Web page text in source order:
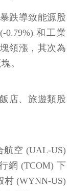
跌導致能源股
和工業
領漲，其次為
。
店、旅遊類股
航空 (UAL-US)
網 (TCOM) 下
村 (WYNN-US)